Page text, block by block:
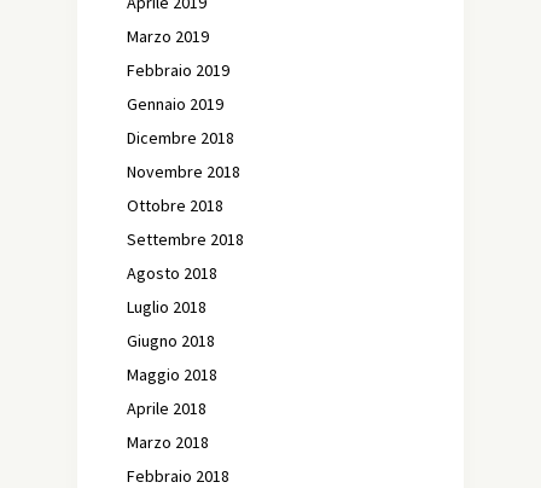
Marzo 2019
Febbraio 2019
Gennaio 2019
Dicembre 2018
Novembre 2018
Ottobre 2018
Settembre 2018
Agosto 2018
Luglio 2018
Giugno 2018
Maggio 2018
Aprile 2018
Marzo 2018
Febbraio 2018